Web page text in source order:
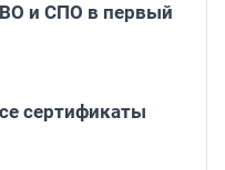
и СПО в первый
сертификаты